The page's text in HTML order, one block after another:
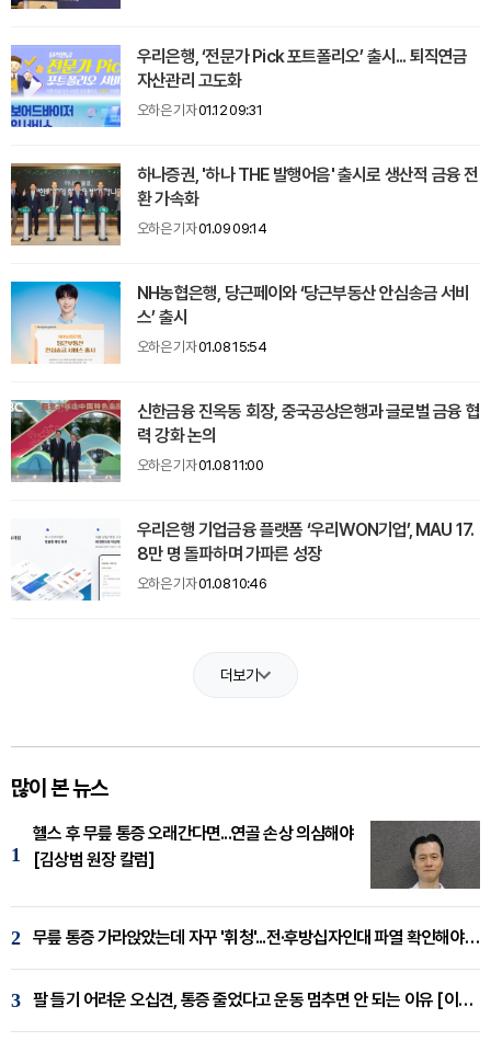
우리은행, ‘전문가 Pick 포트폴리오’ 출시... 퇴직연금
자산관리 고도화
오하은 기자01.12 09:31
하나증권, '하나 THE 발행어음' 출시로 생산적 금융 전
환 가속화
오하은 기자01.09 09:14
NH농협은행, 당근페이와 ‘당근부동산 안심송금 서비
스’ 출시
오하은 기자01.08 15:54
신한금융 진옥동 회장, 중국공상은행과 글로벌 금융 협
력 강화 논의
오하은 기자01.08 11:00
우리은행 기업금융 플랫폼 ‘우리WON기업’, MAU 17.
8만 명 돌파하며 가파른 성장
오하은 기자01.08 10:46
더보기
많이 본 뉴스
1
헬스 후 무릎 통증 오래간다면...연골 손상 의심해야
[김상범 원장 칼럼]
2 무릎 통증 가라앉았는데 자꾸 '휘청'...전·후방십자인대 파열 확인해야 [곽우경 원장 칼럼]
3 팔 들기 어려운 오십견, 통증 줄었다고 운동 멈추면 안 되는 이유 [이병욱 원장 칼럼]